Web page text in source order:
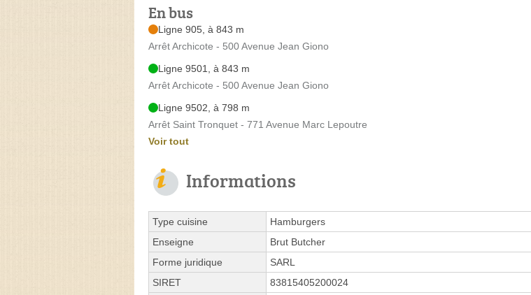
En bus
Ligne 905, à 843 m
Arrêt Archicote - 500 Avenue Jean Giono
Ligne 9501, à 843 m
Arrêt Archicote - 500 Avenue Jean Giono
Ligne 9502, à 798 m
Arrêt Saint Tronquet - 771 Avenue Marc Lepoutre
Voir tout
Informations
Type cuisine
Hamburgers
Enseigne
Brut Butcher
Forme juridique
SARL
SIRET
83815405200024